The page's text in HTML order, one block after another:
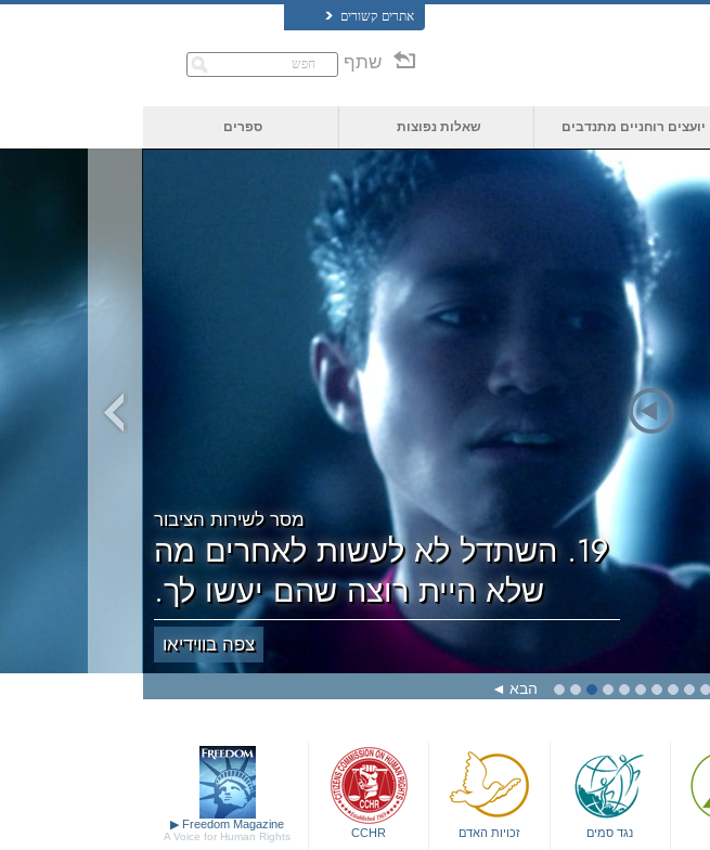
אתרים קשורים
שתף
יועצים רוחניים מתנדבים שאלות נפוצות ספרים
מסר לשירות הציבור
19. השתדל לא לעשות לאחרים מה
שלא היית רוצה שהם יעשו לך.
צפה בווידיאו
הבא
נגד סמים זכויות האדם CCHR
Freedom Magazine
▶
A Voice for Human Rights